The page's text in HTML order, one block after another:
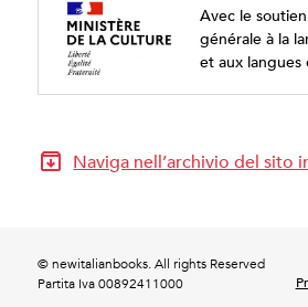
Avec le
générale à la
et aux langues
Naviga nell’archivio del sito
© newitalianbooks. All rights Reserved
Partita Iva 00892411000